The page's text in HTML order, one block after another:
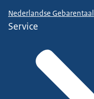
Nederlandse Gebarentaal
Service